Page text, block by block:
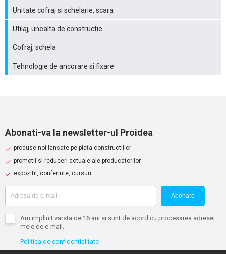
Unitate cofraj si schelarie, scara
Utilaj, unealta de constructie
Cofraj, schela
Tehnologie de ancorare si fixare
Abonati-va la newsletter-ul Proidea
produse noi lansate pe piata constructiilor
promotii si reduceri actuale ale producatorilor
expozitii, conferinte, cursuri
Abonare
Am implinit varsta de 16 ani si sunt de acord cu procesarea adresei
mele de e-mail.
Politica de confidentialitate